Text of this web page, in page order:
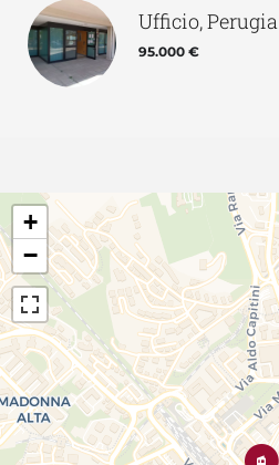
Ufficio, Perugia
95.000 €
+
−